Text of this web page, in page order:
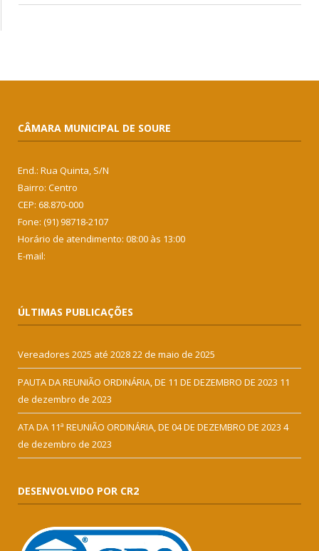
CÂMARA MUNICIPAL DE SOURE
End.: Rua Quinta, S/N
Bairro: Centro
CEP: 68.870-000
Fone: (91) 98718-2107
Horário de atendimento: 08:00 às 13:00
E-mail:
ÚLTIMAS PUBLICAÇÕES
Vereadores 2025 até 202822 de maio de 2025
PAUTA DA REUNIÃO ORDINÁRIA, DE 11 DE DEZEMBRO DE 2023 11
de dezembro de 2023
ATA DA 11ª REUNIÃO ORDINÁRIA, DE 04 DE DEZEMBRO DE 2023 4
de dezembro de 2023
DESENVOLVIDO POR CR2